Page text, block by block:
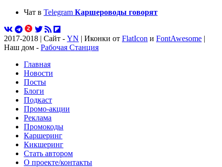
Чат в Telegram Каршероводы говорят
2017-2018 | Сайт - YN | Иконки от FlatIcon и FontAwesome |
Наш дом - Рабочая Станция
Главная
Новости
Посты
Блоги
Подкаст
Промо-акции
Реклама
Промокоды
Каршеринг
Кикшеринг
Стать автором
О проекте/контакты